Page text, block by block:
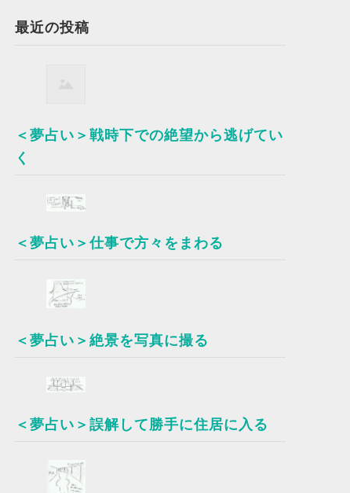
最近の投稿
＜夢占い＞戦時下での絶望から逃げてい
く
＜夢占い＞仕事で方々をまわる
＜夢占い＞絶景を写真に撮る
＜夢占い＞誤解して勝手に住居に入る